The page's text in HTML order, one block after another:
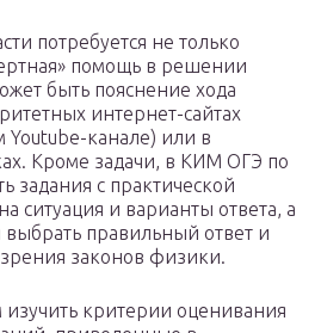
потребуется не только
помощь в решении
быть пояснение хода
интернет-сайтах
канале) или в
Кроме задачи, в КИМ ОГЭ по
задания с практической
ситуация и варианты ответа, а
выбрать правильный ответ и
законов физики.
критерии оценивания